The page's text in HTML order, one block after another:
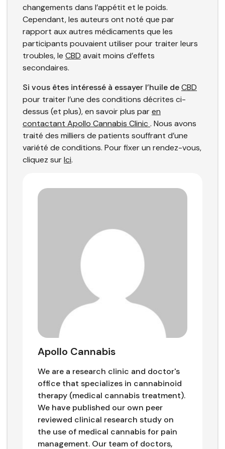
changements dans l’appétit et le poids.
Cependant, les auteurs ont noté que par
rapport aux autres médicaments que les
participants pouvaient utiliser pour traiter leurs
troubles, le CBD avait moins d’effets
secondaires.
Si vous êtes intéressé à essayer l’huile deCBD
pour traiter l’une des conditions décrites ci-
dessus (et plus), en savoir plus paren
contactant Apollo Cannabis Clinic. Nous avons
traité des milliers de patients souffrant d’une
variété de conditions. Pour fixer un rendez-vous,
cliquez surIci.
Apollo Cannabis
We are a research clinic and doctor's
office that specializes in cannabinoid
therapy (medical cannabis treatment).
We have published our own peer
reviewed clinical research study on
the use of medical cannabis for pain
management. Our team of doctors,